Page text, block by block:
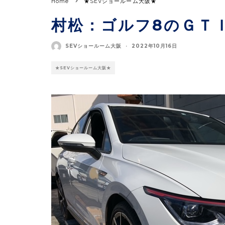
村松：ゴルフ8のＧＴ
SEVショールーム大阪 · 2022年10月16日
★SEVショールーム大阪★